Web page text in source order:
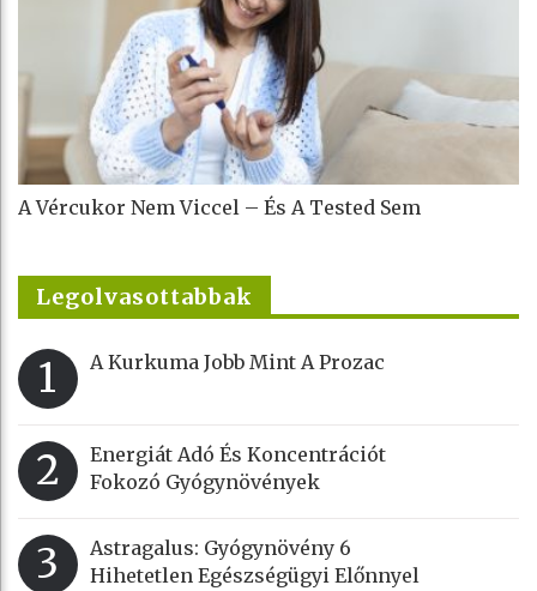
A Vércukor Nem Viccel – És A Tested Sem
Legolvasottabbak
1 A Kurkuma Jobb Mint A Prozac
2
Energiát Adó És Koncentrációt
Fokozó Gyógynövények
3
Astragalus: Gyógynövény 6
Hihetetlen Egészségügyi Előnnyel